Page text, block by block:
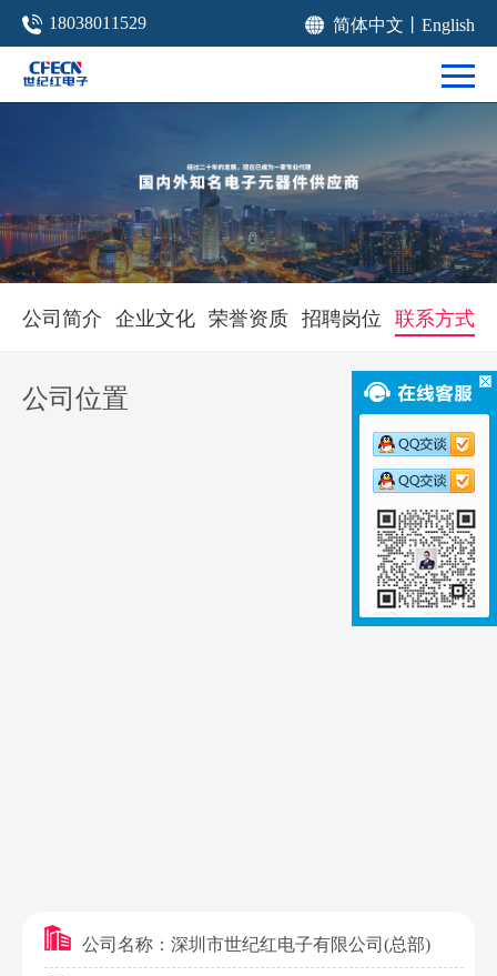
18038011529 简体中文 English
公司简介 企业文化 荣誉资质 招聘岗位 联系方式
公司位置
公司名称：深圳市世纪红电子有限公司(总部)